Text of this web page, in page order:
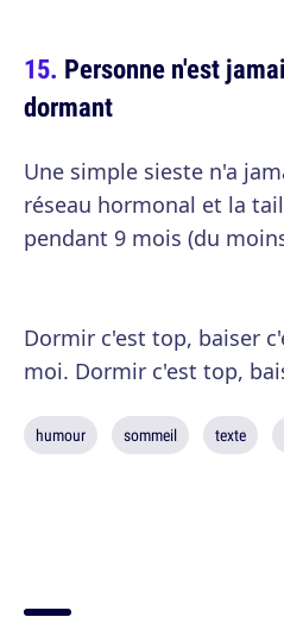
Personne n'est
dormant
Une simple sieste n'a
réseau hormonal et la
pendant 9 mois (du
Dormir c'est top, baiser
moi. Dormir c'est top,
humour sommeil texte